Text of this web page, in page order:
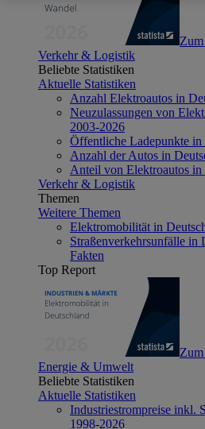
Verkehr & Logistik
Beliebte Statistiken
Aktuelle Statistiken
Anzahl Elektroautos in
Neuzulassungen von
2003-2026
Öffentliche Ladepunkte
Anzahl der Autos in
Anteil von Elektroautos
Verkehr & Logistik
Themen
Weitere Themen
Elektromobilität in
Straßenverkehrsunfälle in
Fakten
Top Report
Energie & Umwelt
Beliebte Statistiken
Aktuelle Statistiken
Industriestrompreise inkl.
1998-2026